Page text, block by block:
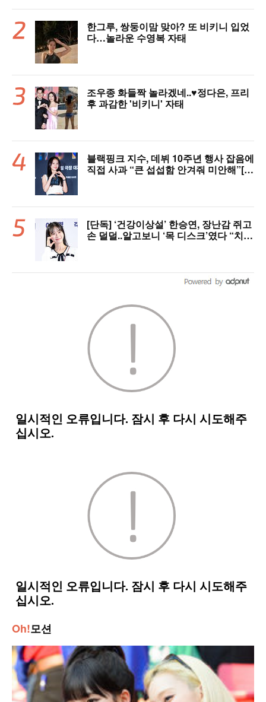
한그루, 쌍둥이맘 맞아? 또 비키니 입었
다…놀라운 수영복 자태
조우종 화들짝 놀라겠네..♥정다은, 프리
후 과감한 '비키니' 자태
블랙핑크 지수, 데뷔 10주년 행사 잡음에
직접 사과 “큰 섭섭함 안겨줘 미안해”[핫
[단독] ‘건강이상설’ 한승연, 장난감 쥐고
손 덜덜..알고보니 ‘목 디스크’였다 “치료
Oh!모션